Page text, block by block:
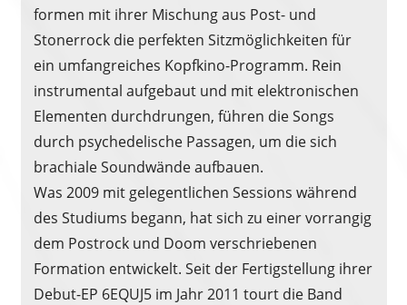
formen mit ihrer Mischung aus Post- und
Stonerrock die perfekten Sitzmöglichkeiten für
ein umfangreiches Kopfkino-Programm. Rein
instrumental aufgebaut und mit elektronischen
Elementen durchdrungen, führen die Songs
durch psychedelische Passagen, um die sich
brachiale Soundwände aufbauen.
Was 2009 mit gelegentlichen Sessions während
des Studiums begann, hat sich zu einer vorrangig
dem Postrock und Doom verschriebenen
Formation entwickelt. Seit der Fertigstellung ihrer
Debut-EP 6EQUJ5 im Jahr 2011 tourt die Band